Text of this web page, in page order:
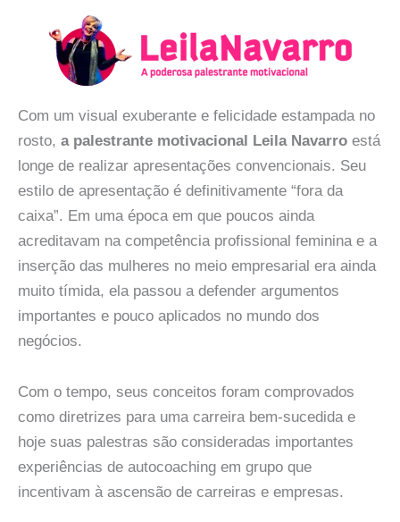
Com um visual exuberante e felicidade estampada no
rosto, a palestrante motivacional Leila Navarro está
longe de realizar apresentações convencionais. Seu
estilo de apresentação é definitivamente “fora da
caixa”. Em uma época em que poucos ainda
acreditavam na competência profissional feminina e a
inserção das mulheres no meio empresarial era ainda
muito tímida, ela passou a defender argumentos
importantes e pouco aplicados no mundo dos
negócios.
Com o tempo, seus conceitos foram comprovados
como diretrizes para uma carreira bem-sucedida e
hoje suas palestras são consideradas importantes
experiências de autocoaching em grupo que
incentivam à ascensão de carreiras e empresas.